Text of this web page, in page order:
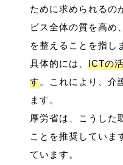
ために求められるの
ビス全体の質を高め
を整えることを指し
具体的には、 ICTの
す。これにより、介
ます。
厚労省は、こうした
ことを推奨していま